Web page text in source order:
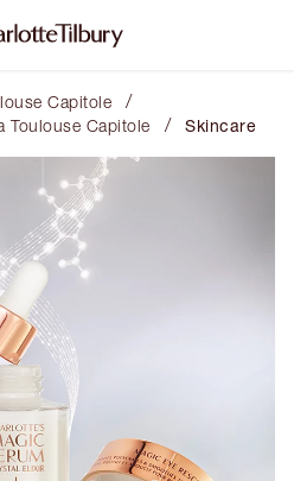
Capitole /
Toulouse Capitole / Skincare